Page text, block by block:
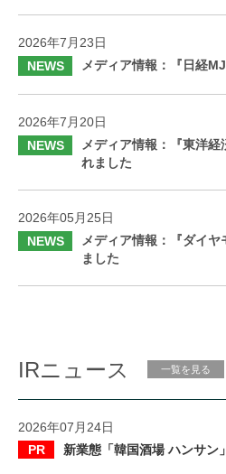
2026年7月23日
NEWS
メディア情報：『日経
2026年7月20日
NEWS
メディア情報：『東洋経
れました
2026年05月25日
NEWS
メディア情報：『ダイ
ました
IRニュース 一覧を見る
2026年07月24日
PR
新業態「韓国酒場 ハンサン